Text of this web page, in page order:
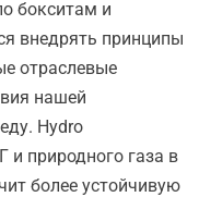
бокситам и
внедрять принципы
отраслевые
нашей
Hydro
и природного газа в
более устойчивую